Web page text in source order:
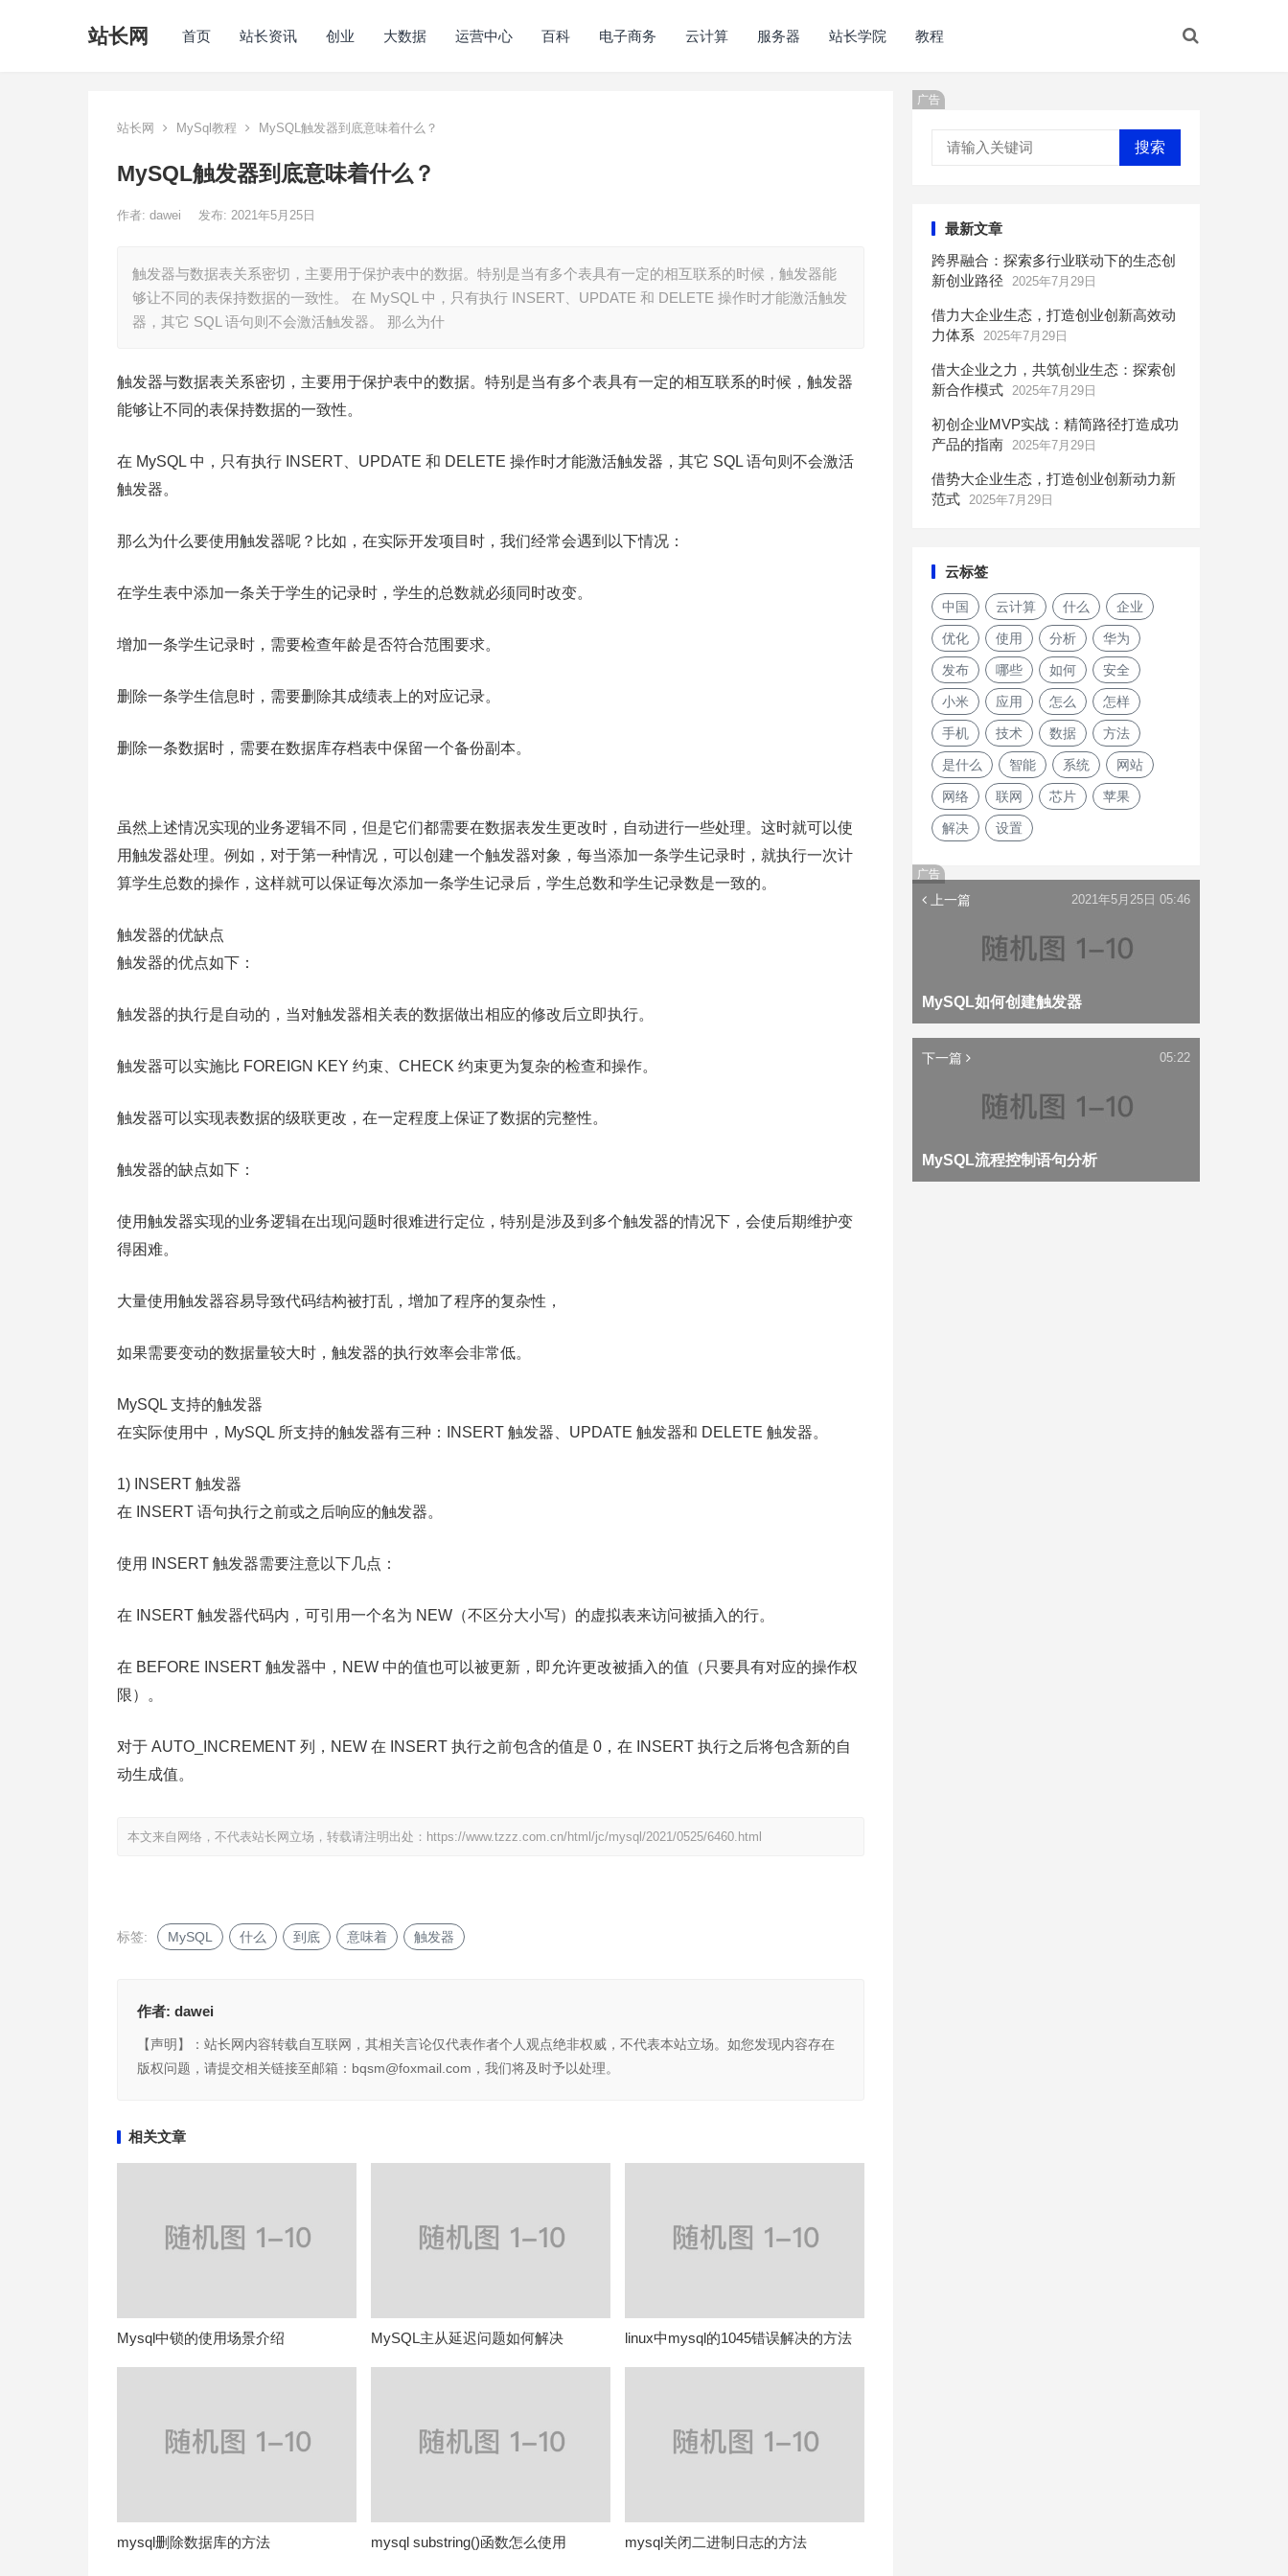
站长网 首页 站长资讯 创业 大数据 运营中心 百科 电子商务 云计算 服务器 站长学院 教程
站长网 MySql教程 MySQL触发器到底意味着什么？
MySQL触发器到底意味着什么？
作者: dawei 发布: 2021年5月25日
触发器与数据表关系密切，主要用于保护表中的数据。特别是当有多个表具有一定的相互联系的时候，触发器能
够让不同的表保持数据的一致性。 在 MySQL 中，只有执行 INSERT、UPDATE 和 DELETE 操作时才能激活触发
器，其它 SQL 语句则不会激活触发器。 那么为什
触发器与数据表关系密切，主要用于保护表中的数据。特别是当有多个表具有一定的相互联系的时候，触发器
能够让不同的表保持数据的一致性。
在 MySQL 中，只有执行 INSERT、UPDATE 和 DELETE 操作时才能激活触发器，其它 SQL 语句则不会激活
触发器。
那么为什么要使用触发器呢？比如，在实际开发项目时，我们经常会遇到以下情况：
在学生表中添加一条关于学生的记录时，学生的总数就必须同时改变。
增加一条学生记录时，需要检查年龄是否符合范围要求。
删除一条学生信息时，需要删除其成绩表上的对应记录。
删除一条数据时，需要在数据库存档表中保留一个备份副本。
虽然上述情况实现的业务逻辑不同，但是它们都需要在数据表发生更改时，自动进行一些处理。这时就可以使
用触发器处理。例如，对于第一种情况，可以创建一个触发器对象，每当添加一条学生记录时，就执行一次计
算学生总数的操作，这样就可以保证每次添加一条学生记录后，学生总数和学生记录数是一致的。
触发器的优缺点
触发器的优点如下：
触发器的执行是自动的，当对触发器相关表的数据做出相应的修改后立即执行。
触发器可以实施比 FOREIGN KEY 约束、CHECK 约束更为复杂的检查和操作。
触发器可以实现表数据的级联更改，在一定程度上保证了数据的完整性。
触发器的缺点如下：
使用触发器实现的业务逻辑在出现问题时很难进行定位，特别是涉及到多个触发器的情况下，会使后期维护变
得困难。
大量使用触发器容易导致代码结构被打乱，增加了程序的复杂性，
如果需要变动的数据量较大时，触发器的执行效率会非常低。
MySQL 支持的触发器
在实际使用中，MySQL 所支持的触发器有三种：INSERT 触发器、UPDATE 触发器和 DELETE 触发器。
1) INSERT 触发器
在 INSERT 语句执行之前或之后响应的触发器。
使用 INSERT 触发器需要注意以下几点：
在 INSERT 触发器代码内，可引用一个名为 NEW（不区分大小写）的虚拟表来访问被插入的行。
在 BEFORE INSERT 触发器中，NEW 中的值也可以被更新，即允许更改被插入的值（只要具有对应的操作权
限）。
对于 AUTO_INCREMENT 列，NEW 在 INSERT 执行之前包含的值是 0，在 INSERT 执行之后将包含新的自
动生成值。
本文来自网络，不代表站长网立场，转载请注明出处： https://www.tzzz.com.cn/html/jc/mysql/2021/0525/6460.html
标签: MySQL 什么 到底 意味着 触发器
作者: dawei
【声明】：站长网内容转载自互联网，其相关言论仅代表作者个人观点绝非权威，不代表本站立场。如您发现内容存在
版权问题，请提交相关链接至邮箱：bqsm@foxmail.com，我们将及时予以处理。
相关文章
Mysql中锁的使用场景介绍 MySQL主从延迟问题如何解决 linux中mysql的1045错误解决的方法
mysql删除数据库的方法 mysql substring()函数怎么使用 mysql关闭二进制日志的方法
广告
搜索
最新文章
跨界融合：探索多行业联动下的生态创
新创业路径
2025年7月29日
借力大企业生态，打造创业创新高效动
力体系
2025年7月29日
借大企业之力，共筑创业生态：探索创
新合作模式 2025年7月29日
初创企业MVP实战：精简路径打造成功
产品的指南 2025年7月29日
借势大企业生态，打造创业创新动力新
范式 2025年7月29日
云标签
中国 云计算 什么 企业
优化 使用 分析 华为
发布 哪些 如何 安全
小米 应用 怎么 怎样
手机 技术 数据 方法
是什么 智能 系统 网站
网络 联网 芯片 苹果
解决 设置
广告
上一篇
MySQL如何创建触发器
2021年5月25日 05:46
下一篇
MySQL流程控制语句分析
05:22